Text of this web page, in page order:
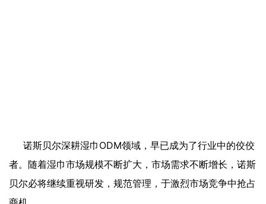
诺斯贝尔深耕湿巾ODM领域，早已成为了行业中的佼佼
者。随着湿巾市场规模不断扩大，市场需求不断增长，诺斯
贝尔必将继续重视研发，规范管理，于激烈市场竞争中抢占